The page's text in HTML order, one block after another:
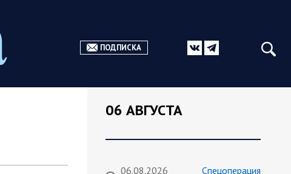
ПОДПИСКА
06 АВГУСТА
06.08.2026
Спецоперация